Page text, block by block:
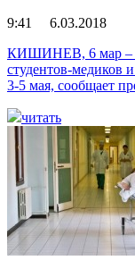
9:41 6.03.2018
КИШИНЕВ, 6 мар –
студентов-медиков
3-5 мая, сообщает
читать